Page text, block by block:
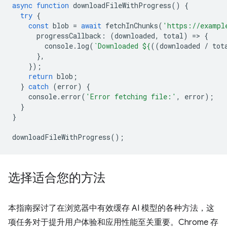
async function downloadFileWithProgress()
{
try {
const blob = await fetchInChunks( 'https://
progressCallback : (downloaded, total) => {
console. log( `Downloaded ${((downloaded /
},
});
return blob ;
} catch (error)
{
console. error( 'Error fetching file:' , error);
}
}
downloadFileWithProgress();
选择适合您的方法
本指南探讨了在浏览器中有效缓存 AI 模型的各种方法，这
项任务对于提升用户体验和应用性能至关重要。Chrome 存